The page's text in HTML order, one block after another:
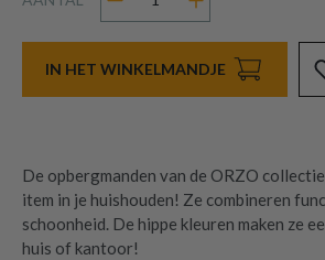
IN HET WINKELMANDJE
De opbergmanden van de ORZO
item in je huishouden! Ze combineren
schoonheid. De hippe kleuren maken ze
huis of kantoor!